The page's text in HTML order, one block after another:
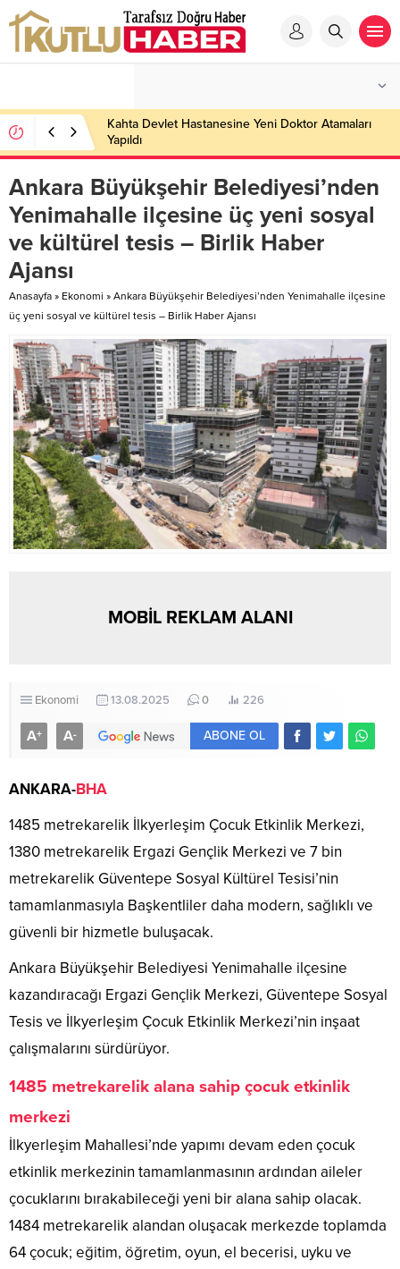
Kahta Devlet Hastanesine Yeni Doktor Atamaları
Yapıldı
Ankara Büyükşehir Belediyesi’nden
Yenimahalle ilçesine üç yeni sosyal
ve kültürel tesis – Birlik Haber
Ajansı
Anasayfa » Ekonomi » Ankara Büyükşehir Belediyesi’nden Yenimahalle ilçesine
üç yeni sosyal ve kültürel tesis – Birlik Haber Ajansı
MOBİL REKLAM ALANI
Ekonomi 13.08.2025 0 226
A+ A- ABONE OL
ANKARA-BHA
1485 metrekarelik İlkyerleşim Çocuk Etkinlik Merkezi,
1380 metrekarelik Ergazi Gençlik Merkezi ve 7 bin
metrekarelik Güventepe Sosyal Kültürel Tesisi’nin
tamamlanmasıyla Başkentliler daha modern, sağlıklı ve
güvenli bir hizmetle buluşacak.
Ankara Büyükşehir Belediyesi Yenimahalle ilçesine
kazandıracağı Ergazi Gençlik Merkezi, Güventepe Sosyal
Tesis ve İlkyerleşim Çocuk Etkinlik Merkezi’nin inşaat
çalışmalarını sürdürüyor.
1485 metrekarelik alana sahip çocuk etkinlik
merkezi
İlkyerleşim Mahallesi’nde yapımı devam eden çocuk
etkinlik merkezinin tamamlanmasının ardından aileler
çocuklarını bırakabileceği yeni bir alana sahip olacak.
1484 metrekarelik alandan oluşacak merkezde toplamda
64 çocuk; eğitim, öğretim, oyun, el becerisi, uyku ve